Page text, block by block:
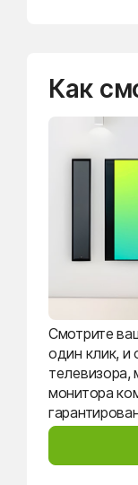
Как
Смотрите
один клик, и
телевизора,
монитора